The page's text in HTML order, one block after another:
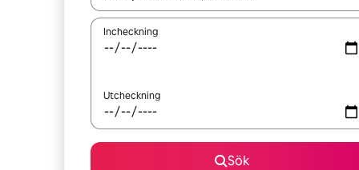
Incheckning
Utcheckning
Sök